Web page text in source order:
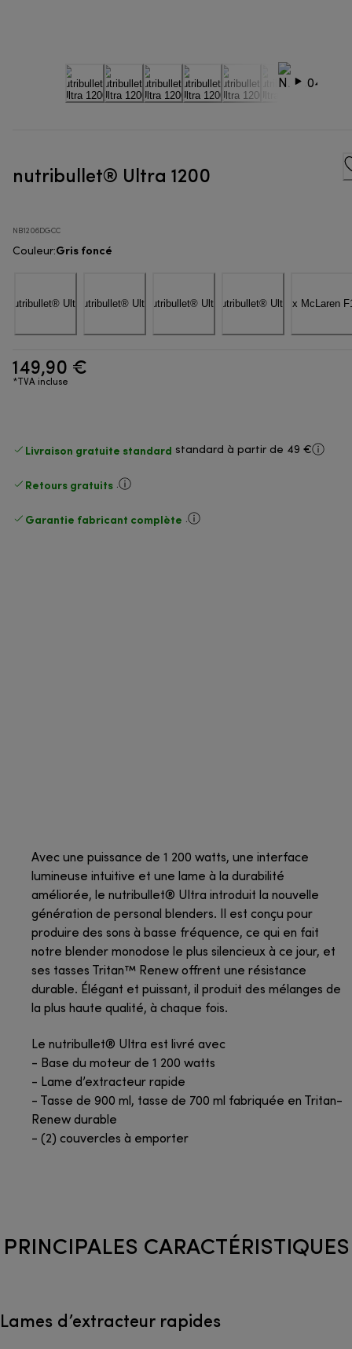
nutribullet® Ultra 1200
NB1206DGCC
Couleur:Gris foncé
149,90 €
*TVA incluse
Livraison gratuite standard standard à partir de 49 €
Retours gratuits .
Garantie fabricant complète .
Avec une puissance de 1 200 watts, une interface
lumineuse intuitive et une lame à la durabilité
améliorée, le nutribullet® Ultra introduit la nouvelle
génération de personal blenders. Il est conçu pour
produire des sons à basse fréquence, ce qui en fait
notre blender monodose le plus silencieux à ce jour, et
ses tasses Tritan™ Renew offrent une résistance
durable. Élégant et puissant, il produit des mélanges de
la plus haute qualité, à chaque fois.
Le nutribullet® Ultra est livré avec
- Base du moteur de 1 200 watts
- Lame d’extracteur rapide
- Tasse de 900 ml, tasse de 700 ml fabriquée en Tritan-
Renew durable
- (2) couvercles à emporter
PRINCIPALES CARACTÉRISTIQUES
Lames d’extracteur rapides